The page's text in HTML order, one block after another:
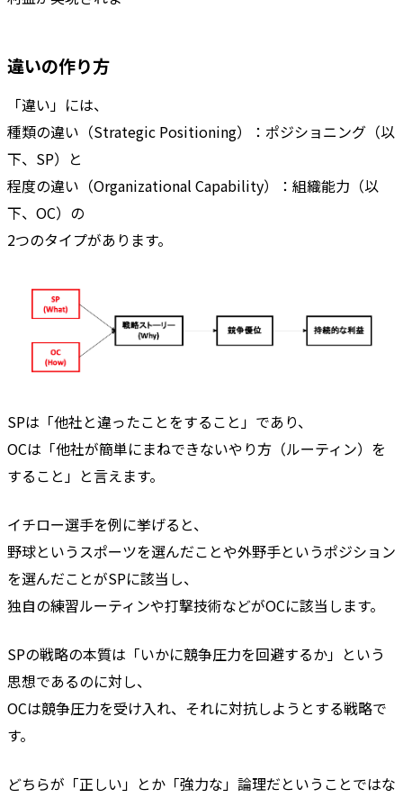
違いの作り方
「違い」には、
種類の違い（Strategic Positioning）：ポジショニング（以
下、SP）と
程度の違い（Organizational Capability）：組織能力（以
下、OC）の
2つのタイプがあります。
SPは「他社と違ったことをすること」であり、
OCは「他社が簡単にまねできないやり方（ルーティン）を
すること」と言えます。
イチロー選手を例に挙げると、
野球というスポーツを選んだことや外野手というポジション
を選んだことがSPに該当し、
独自の練習ルーティンや打撃技術などがOCに該当します。
SPの戦略の本質は「いかに競争圧力を回避するか」という
思想であるのに対し、
OCは競争圧力を受け入れ、それに対抗しようとする戦略で
す。
どちらが「正しい」とか「強力な」論理だということではな